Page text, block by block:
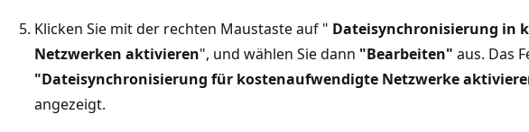
Klicken Sie mit der rechten Maustaste auf " Dateisynchronisierung in
Netzwerken aktivieren", und wählen Sie dann "Bearbeiten" aus. Das
"Dateisynchronisierung für kostenaufwendigte Netzwerke
angezeigt.